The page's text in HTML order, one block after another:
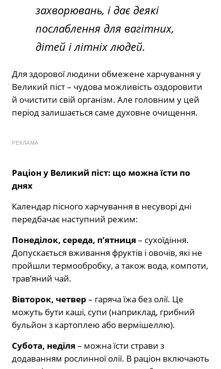
захворювань, і дає деякі
послаблення для вагітних,
дітей і літніх людей.
Для здорової людини обмежене харчування у
Великий піст – чудова можливість оздоровити
й очистити свій організм. Але головним у цей
період залишається саме духовне очищення.
РЕКЛАМА
Раціон у Великий піст: що можна їсти по
днях
Календар пісного харчування в несуворі дні
передбачає наступний режим:
Понеділок, середа, п’ятниця – сухоїдіння.
Допускається вживання фруктів і овочів, які не
пройшли термообробку, а також вода, компоти,
трав’яний чай.
Вівторок, четвер – гаряча їжа без олії. Це
можуть бути каші, супи (наприклад, грибний
бульйон з картоплею або вермішеллю).
Субота, неділя – можна їсти страви з
додаванням рослинної олії. В раціон включають